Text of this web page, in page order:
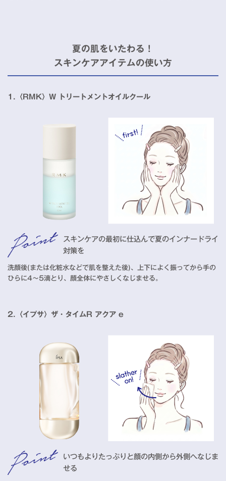
夏の肌をいたわる！
スキンケアアイテムの使い方
1.〈RMK〉W トリートメントオイルクール
スキンケアの最初に仕込んで夏のインナードライ
対策を
洗顔後(または化粧水などで肌を整えた後)、上下によく振ってから手の
ひらに4～5滴とり、顔全体にやさしくなじませる。
2.〈イプサ〉ザ・タイムR アクア e
いつもよりたっぷりと顔の内側から外側へなじま
せる